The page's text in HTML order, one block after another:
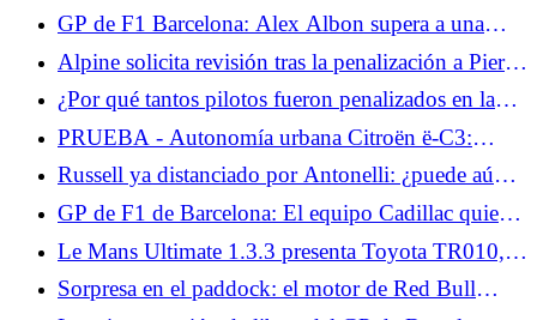
GP de F1 Barcelona: Alex Albon supera a una
leyenda de Williams este fin de semana
Alpine solicita revisión tras la penalización a Pierre
Gasly en Mónaco
¿Por qué tantos pilotos fueron penalizados en la
zona de boxes de Mónaco?
PRUEBA - Autonomía urbana Citroën ë-C3:
nuestra opinión al volante... A la espera del 2CV
eléctrico en 2028, la autonomía urbana ë-C3
constituye la puerta de entrada a... Prueba
miércoles 10 de junio de 2026
Russell ya distanciado por Antonelli: ¿puede aún
aspirar al título?
GP de F1 de Barcelona: El equipo Cadillac quiere
dar un paso adelante este fin de semana
Le Mans Ultimate 1.3.3 presenta Toyota TR010,
BMW M Hybrid V8 Evo y las 24 Horas de Le
Mans 2026.
Sorpresa en el paddock: el motor de Red Bull
Powertrains sería el más potente